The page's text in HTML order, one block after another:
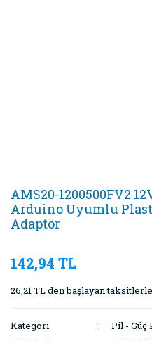
AMS20-1200500FV2
Arduino Uyumlu
Adaptör
142,94 TL
26,21 TL den başlayan
Kategori
Pil - Güç